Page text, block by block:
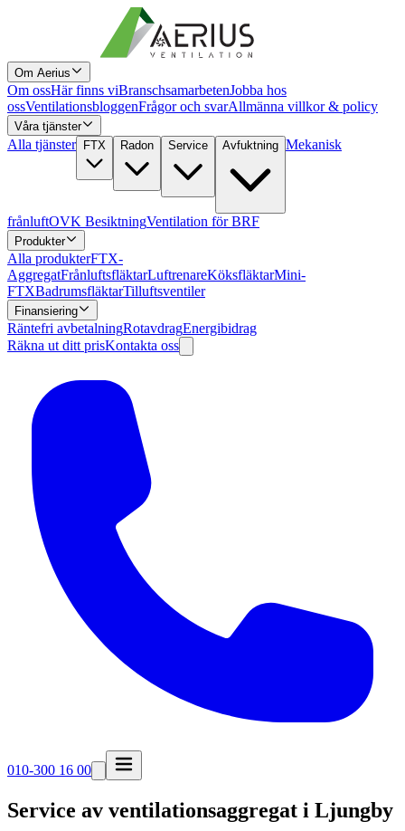
Om Aerius
Om ossHär finns viBranschsamarbetenJobba hos
ossVentilationsbloggenFrågor och svarAllmänna villkor & policy
Våra tjänster
Alla tjänster FTX Radon Service Avfuktning Mekanisk
frånluftOVK BesiktningVentilation för BRF
Produkter
Alla produkterFTX-
AggregatFrånluftsfläktarLuftrenareKöksfläktarMini-
FTXBadrumsfläktarTilluftsventiler
Finansiering
Räntefri avbetalningRotavdragEnergibidrag
Räkna ut ditt prisKontakta oss
010-300 16 00
Service av ventilationsaggregat i Ljungby